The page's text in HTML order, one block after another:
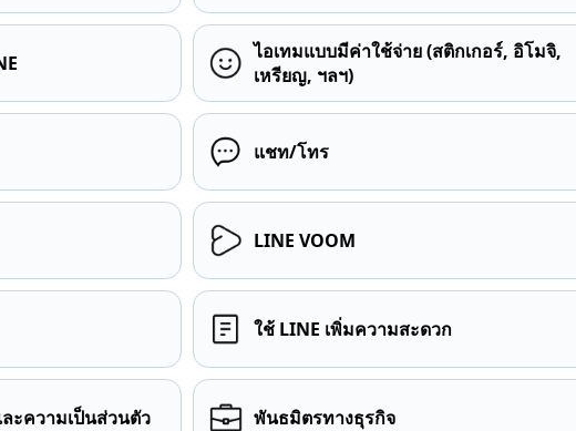
ไอเทมแบบมีค่าใช้จ่าย (สติกเกอร์, อิโมจิ,
เหรียญ, ฯลฯ)
แชท/โทร
LINE VOOM
ใช้ LINE เพิ่มความสะดวก
ะความเป็นส่วนตัว พันธมิตรทางธุรกิจ